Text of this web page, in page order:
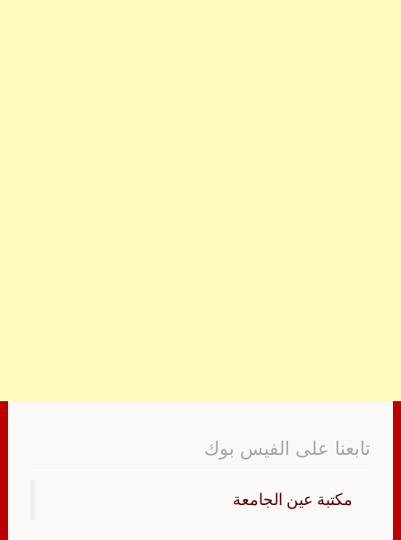
تابعنا على الفيس بوك
‏مكتبة عين الجامعة‏